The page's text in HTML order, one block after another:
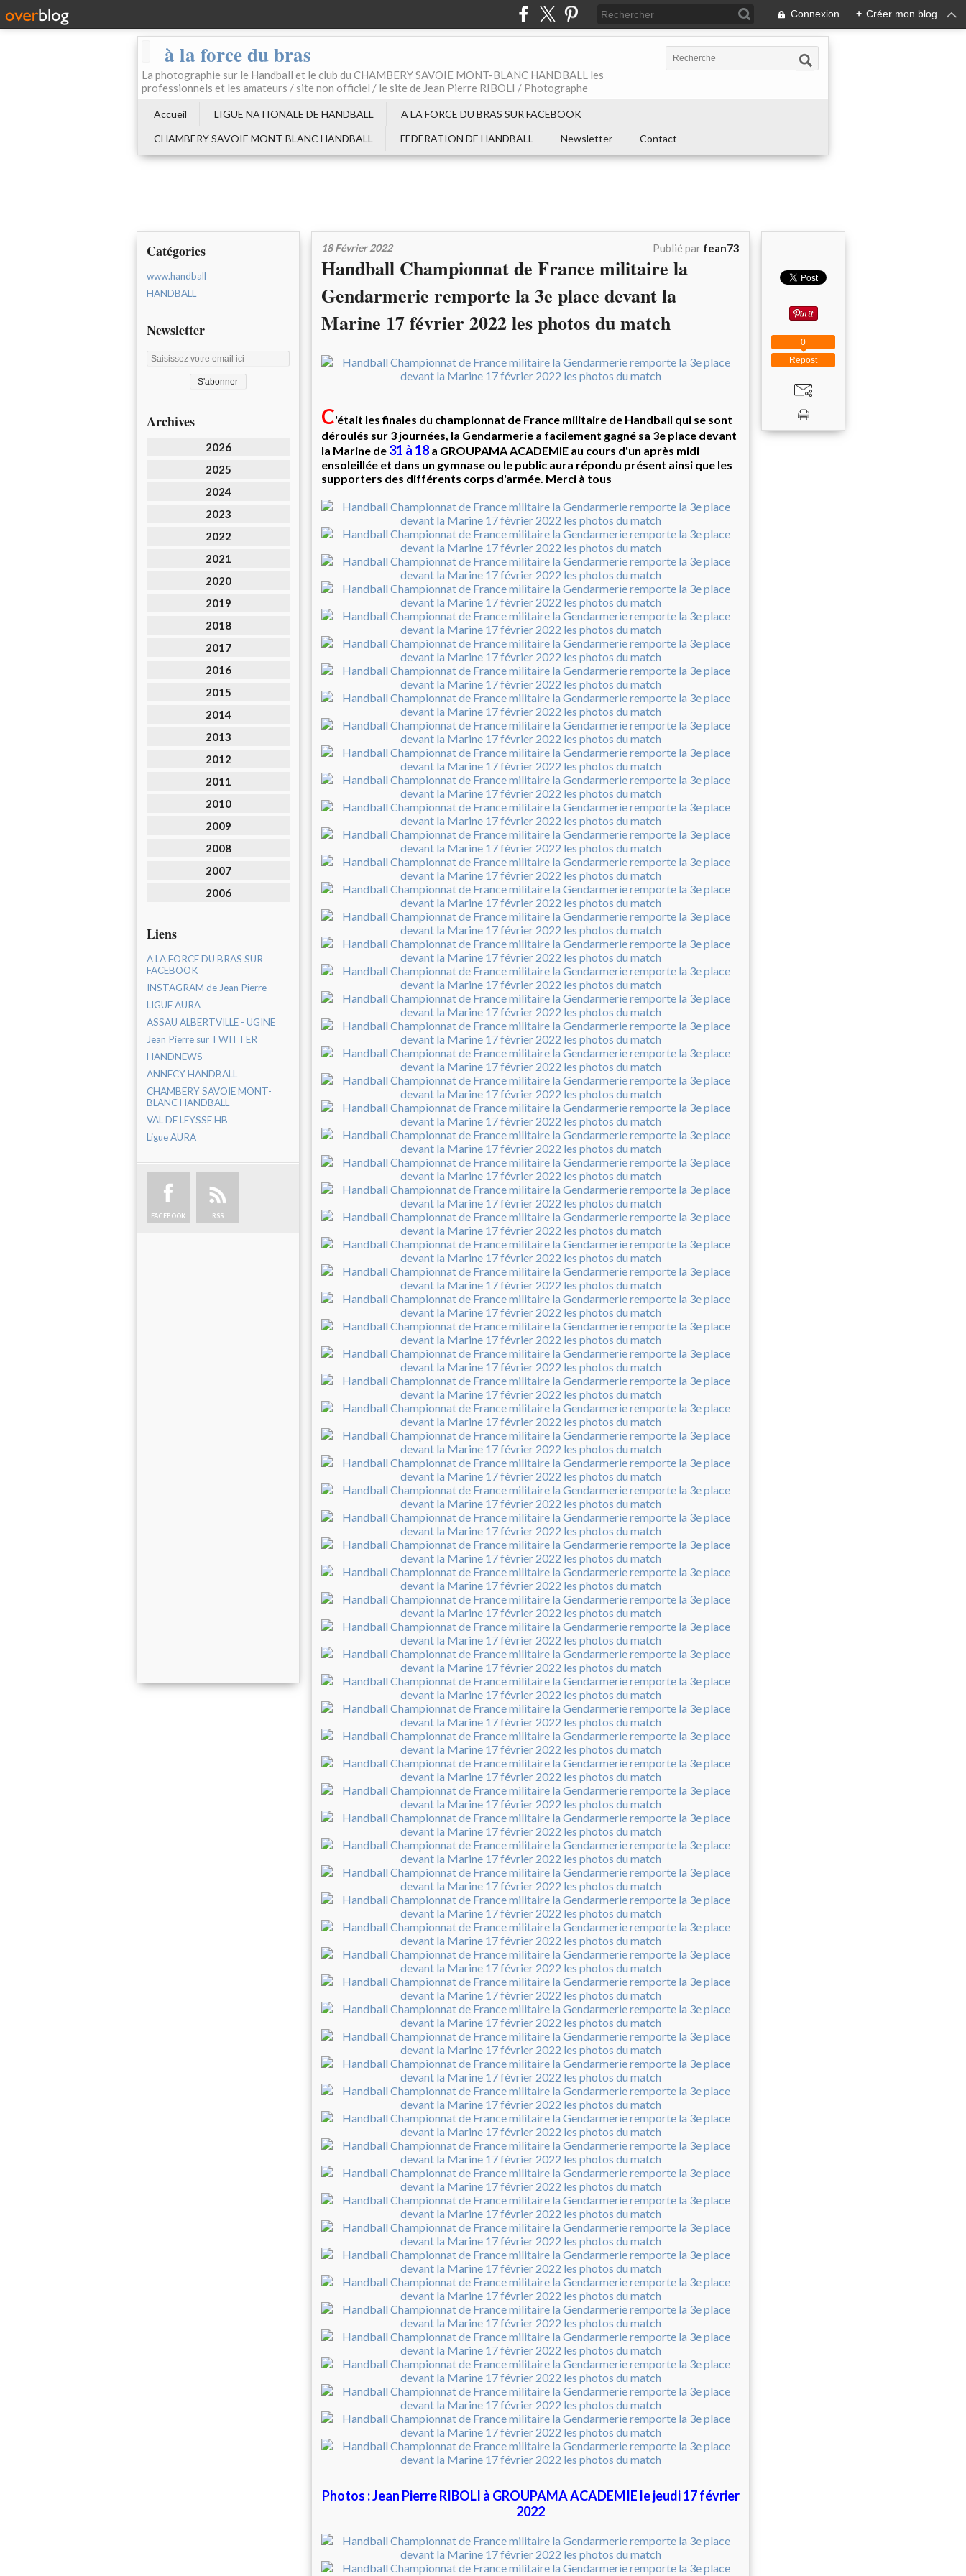
Connexion + Créer mon blog
à la force du bras
La photographie sur le Handball et le club du CHAMBERY SAVOIE MONT-BLANC HANDBALL les
professionnels et les amateurs / site non officiel / le site de Jean Pierre RIBOLI / Photographe
Accueil LIGUE NATIONALE DE HANDBALL
A LA FORCE DU BRAS SUR FACEBOOK
CHAMBERY SAVOIE MONT-BLANC HANDBALL
FEDERATION DE HANDBALL Newsletter Contact
Catégories
www.handball
HANDBALL
Newsletter
Archives
2026
2025
2024
2023
2022
2021
2020
2019
2018
2017
2016
2015
2014
2013
2012
2011
2010
2009
2008
2007
2006
Liens
A LA FORCE DU BRAS SUR
FACEBOOK
INSTAGRAM de Jean Pierre
LIGUE AURA
ASSAU ALBERTVILLE - UGINE
Jean Pierre sur TWITTER
HANDNEWS
ANNECY HANDBALL
CHAMBERY SAVOIE MONT-
BLANC HANDBALL
VAL DE LEYSSE HB
Ligue AURA
FACEBOOK RSS
18 Février 2022 Publié par fean73
Handball Championnat de France militaire la
Gendarmerie remporte la 3e place devant la
Marine 17 février 2022 les photos du match
C'était les finales du championnat de France militaire de Handball qui se sont
déroulés sur 3 journées, la Gendarmerie a facilement gagné sa 3e place devant
la Marine de 31 à 18 a GROUPAMA ACADEMIE au cours d'un après midi
ensoleillée et dans un gymnase ou le public aura répondu présent ainsi que les
supporters des différents corps d'armée. Merci à tous
Photos : Jean Pierre RIBOLI à GROUPAMA ACADEMIE le jeudi 17 février
2022
Repost
0